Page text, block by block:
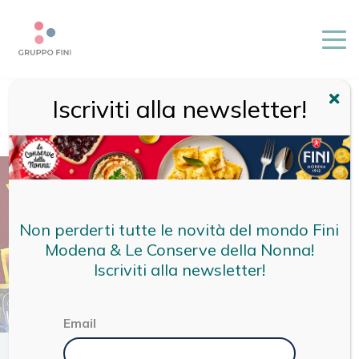
/MAGAZINE/NON CATEGORIZZATO/ TUTTI I NOSTRI
“CELO, MANCA”: PANINI, UN RACCONTO DI FIGURINE E
Iscriviti alla newsletter!
Non perderti tutte le novità del mondo Fini
Modena & Le Conserve della Nonna!
Iscriviti alla newsletter!
Email